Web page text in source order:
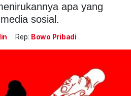
apa yang
sosial.
Rep: Bowo Pribadi